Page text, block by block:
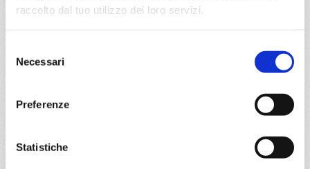
raccolto dal tuo utilizzo dei loro servizi.
delNecessari
Preferenze
Statistiche
€ 115
MSC Opera
La Romana, Bridgetown